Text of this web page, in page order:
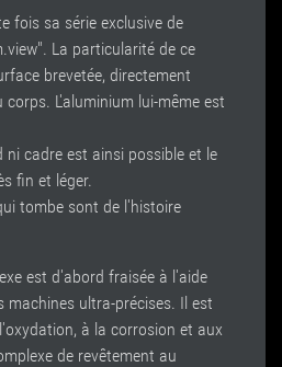
fois sa série exclusive de
La particularité de ce
brevetée, directement
L'aluminium lui-même est
ni cadre est ainsi possible et le
fin et léger.
tombe sont de l'histoire
est d'abord fraisée à l'aide
ultra-précises. Il est
à la corrosion et aux
de revêtement au